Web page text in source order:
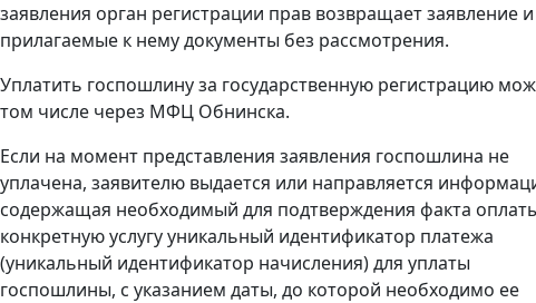
заявления орган регистрации прав возвращает заявление и
прилагаемые к нему документы без рассмотрения.
Уплатить госпошлину за государственную регистрацию
том числе через МФЦ Обнинска.
Если на момент представления заявления госпошлина не
уплачена, заявителю выдается или направляется
содержащая необходимый для подтверждения факта
конкретную услугу уникальный идентификатор платежа
(уникальный идентификатор начисления) для уплаты
госпошлины, с указанием даты, до которой необходимо ее